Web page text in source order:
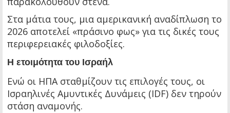
Στα μάτια τους, μια αμερικανική αναδίπλωση το
2026 αποτελεί «πράσινο φως» για τις δικές τους
περιφερειακές φιλοδοξίες.
Η ετοιμότητα του Ισραήλ
Ενώ οι ΗΠΑ σταθμίζουν τις επιλογές τους, οι
Ισραηλινές Αμυντικές Δυνάμεις (IDF) δεν τηρούν
στάση αναμονής.